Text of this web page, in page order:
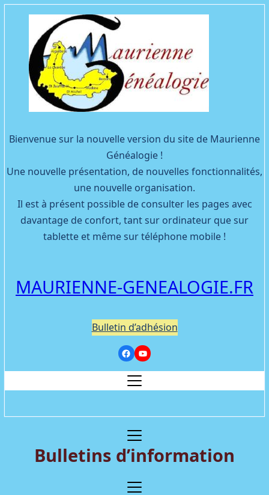
Bienvenue sur la nouvelle version du site de Maurienne
Généalogie !
Une nouvelle présentation, de nouvelles fonctionnalités,
une nouvelle organisation.
Il est à présent possible de consulter les pages avec
davantage de confort, tant sur ordinateur que sur
tablette et même sur téléphone mobile !
MAURIENNE-GENEALOGIE.FR
Bulletin d’adhésion
Facebook
YouTube
Bulletins d’information